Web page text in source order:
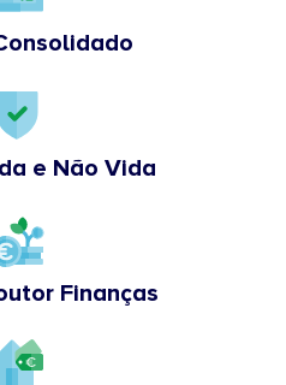
e Não Vida
Finanças